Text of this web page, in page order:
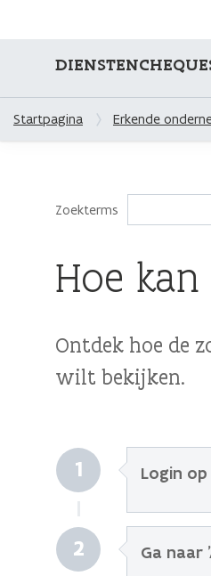
Startpagina Erkende
Zoekterms
Hoe
Ontdek hoe de
wilt bekijken.
1 Login
2 Ga naar